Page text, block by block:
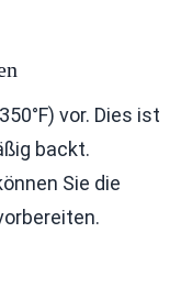
vor. Dies ist
backt.
Sie die